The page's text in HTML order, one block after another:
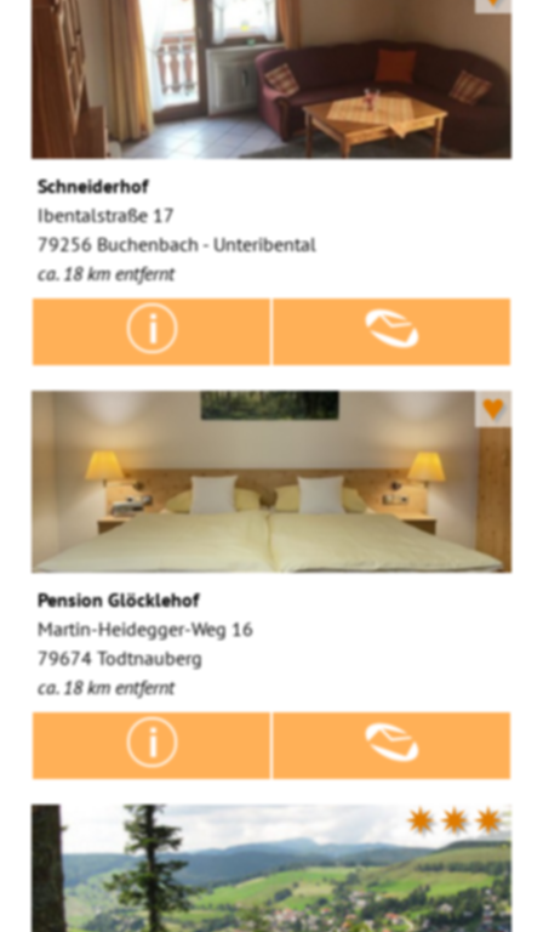
Schneiderhof
Ibentalstraße 17
79256 Buchenbach - Unteribental
ca. 18 km entfernt
♥
Pension Glöcklehof
Martin-Heidegger-Weg 16
79674 Todtnauberg
ca. 18 km entfernt
✷✷✷